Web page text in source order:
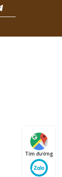
Tìm đường